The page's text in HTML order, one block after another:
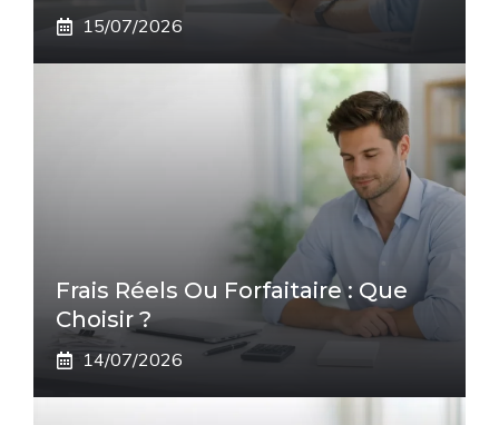
15/07/2026
Frais Réels Ou Forfaitaire : Que
Choisir ?
14/07/2026